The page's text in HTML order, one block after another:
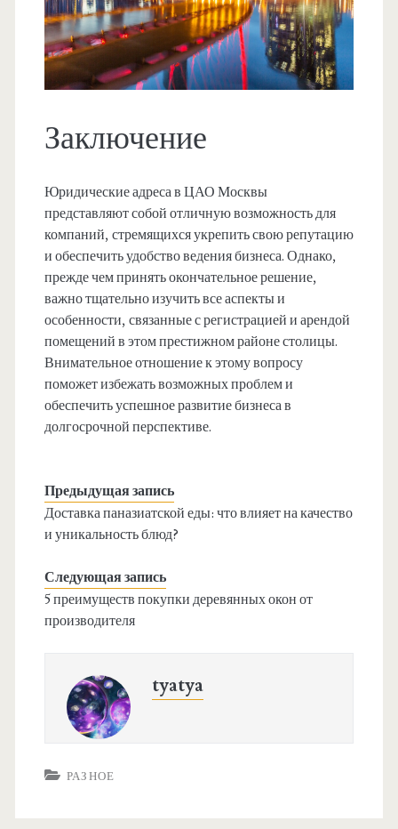
Заключение
Юридические адреса в ЦАО Москвы
представляют собой отличную возможность для
компаний, стремящихся укрепить свою репутацию
и обеспечить удобство ведения бизнеса. Однако,
прежде чем принять окончательное решение,
важно тщательно изучить все аспекты и
особенности, связанные с регистрацией и арендой
помещений в этом престижном районе столицы.
Внимательное отношение к этому вопросу
поможет избежать возможных проблем и
обеспечить успешное развитие бизнеса в
долгосрочной перспективе.
Предыдущая запись
Доставка паназиатской еды: что влияет на качество
и уникальность блюд?
Следующая запись
5 преимуществ покупки деревянных окон от
производителя
tyatya
РАЗНОЕ